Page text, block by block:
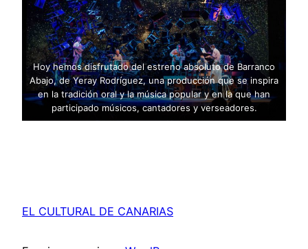
verseadores.
Hoy hemos disfrutado del estreno absoluto de Barranco
Abajo, de Yeray Rodríguez, una producción que se inspira
en la tradición oral y la música popular y en la que han
participado músicos, cantadores y verseadores.
EL CULTURAL DE CANARIAS